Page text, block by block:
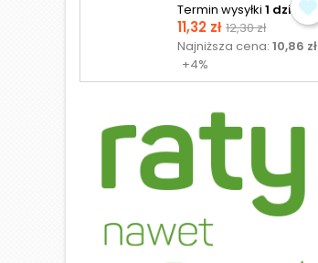
Termin wysyłki 1 dzień
Cena
11,32 zł Cena
podstawowa
12,30 zł
Najniższa cena:10,86 zł
+4%